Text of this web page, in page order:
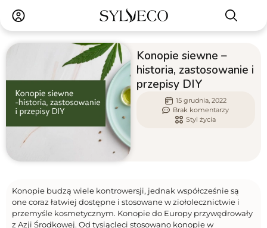
Konopie siewne –
historia, zastosowanie i
przepisy DIY
15 grudnia, 2022
Brak komentarzy
Styl życia
Konopie budzą wiele kontrowersji, jednak współcześnie są
one coraz łatwiej dostępne i stosowane w ziołolecznictwie i
przemyśle kosmetycznym. Konopie do Europy przywędrowały
z Azji Środkowej. Od tysiącleci stosowano konopie w